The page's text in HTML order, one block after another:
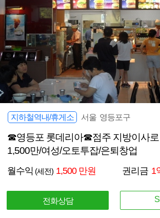
지하철역내/휴게소 서울 영등포구
☎영등포 롯데리아☎점주 지방이사로
1,500만/여성/오토투잡/은퇴창업
월수익 (세전) 1,500 만원 권리금 1
전화상담